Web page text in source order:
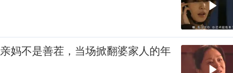
妈不是善茬，当场掀翻婆家人的年